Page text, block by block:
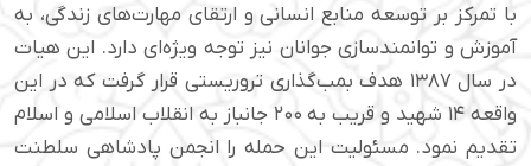
با تمرکز بر توسعه منابع انسانی و ارتقای مهارت‌های زندگی، به
آموزش و توانمندسازی جوانان نیز توجه ویژه‌ای دارد. این هیات
در سال ۱۳۸۷ هدف بمب‌گذاری تروریستی قرار گرفت که در این
واقعه ۱۴ شهید و قریب به ۲۰۰ جانباز به انقلاب اسلامی و اسلام
تقدیم نمود. مسئولیت این حمله را انجمن پادشاهی سلطنت